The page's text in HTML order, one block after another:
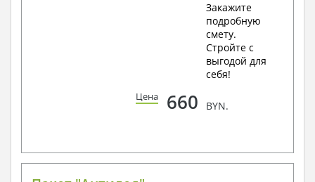
Закажите
подробную
смету.
Стройте с
выгодой для
себя!
Цена 660 BYN.